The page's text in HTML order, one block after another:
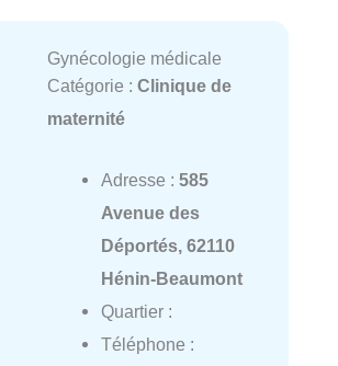
Gynécologie médicale
Catégorie : Clinique de
maternité
Adresse : 585
Avenue des
Déportés, 62110
Hénin-Beaumont
Quartier :
Téléphone :